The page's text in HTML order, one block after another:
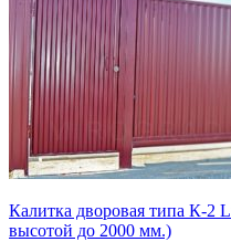
Калитка дворовая типа К-2
высотой до 2000 мм.)